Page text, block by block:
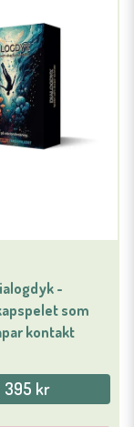
-
som
kontakt
395 kr